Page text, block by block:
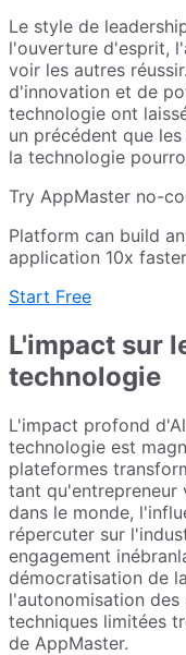
Le style de
l'ouverture d'esprit,
voir les autres
d'innovation et de
technologie ont
un précédent que
la technologie
Try AppMaster no-
Platform can build
application 10x
Start Free
L'impact sur
technologie
L'impact profond
technologie est
plateformes
tant qu'entrepreneur
dans le monde,
répercuter sur
engagement
démocratisation de
l'autonomisation des
techniques limitées
de AppMaster.